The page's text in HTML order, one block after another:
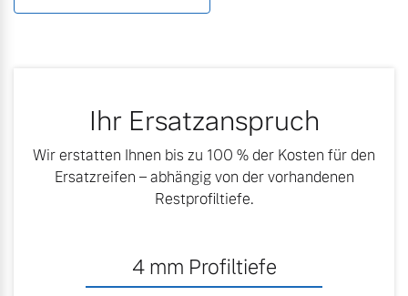
Ihr Ersatzanspruch
Wir erstatten Ihnen bis zu 100 % der Kosten für den
Ersatzreifen – abhängig von der vorhandenen
Restprofiltiefe.
4mm Profiltiefe